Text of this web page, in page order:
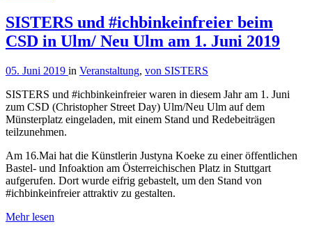
SISTERS und #ichbinkeinfreier beim
CSD in Ulm/ Neu Ulm am 1. Juni 2019
05. Juni 2019 in Veranstaltung, von SISTERS
SISTERS und #ichbinkeinfreier waren in diesem Jahr am 1. Juni
zum CSD (Christopher Street Day) Ulm/Neu Ulm auf dem
Münsterplatz eingeladen, mit einem Stand und Redebeiträgen
teilzunehmen.
Am 16.Mai hat die Künstlerin Justyna Koeke zu einer öffentlichen
Bastel- und Infoaktion am Österreichischen Platz in Stuttgart
aufgerufen. Dort wurde eifrig gebastelt, um den Stand von
#ichbinkeinfreier attraktiv zu gestalten.
Mehr lesen